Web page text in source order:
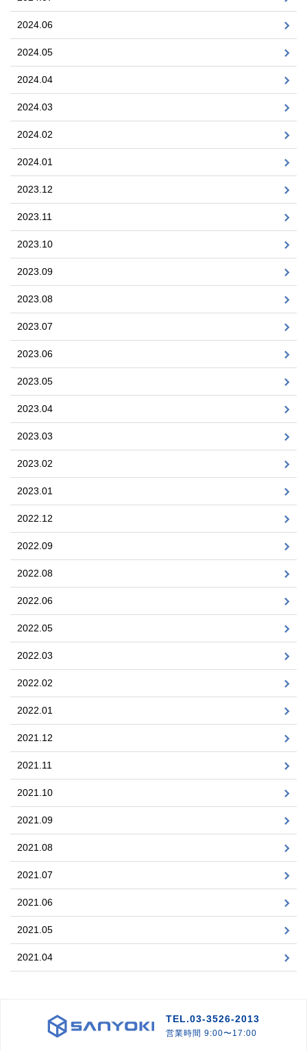
2024.06
2024.05
2024.04
2024.03
2024.02
2024.01
2023.12
2023.11
2023.10
2023.09
2023.08
2023.07
2023.06
2023.05
2023.04
2023.03
2023.02
2023.01
2022.12
2022.09
2022.08
2022.06
2022.05
2022.03
2022.02
2022.01
2021.12
2021.11
2021.10
2021.09
2021.08
2021.07
2021.06
2021.05
2021.04
TEL.03-3526-2013
営業時間 9:00〜17:00